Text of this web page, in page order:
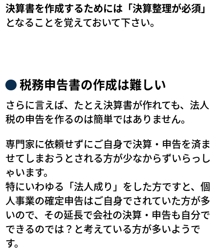
決算書を作成するためには「決算整理が必須」
となることを覚えておいて下さい。
税務申告書の作成は難しい
さらに言えば、たとえ決算書が作れても、法人
税の申告を作るのは簡単ではありません。
専門家に依頼せずにご自身で決算・申告を済ま
せてしまおうとされる方が少なからずいらっし
ゃいます。
特にいわゆる「法人成り」をした方ですと、個
人事業の確定申告はご自身でされていた方が多
いので、その延長で会社の決算・申告も自分で
できるのでは？と考えている方が多いようで
す。